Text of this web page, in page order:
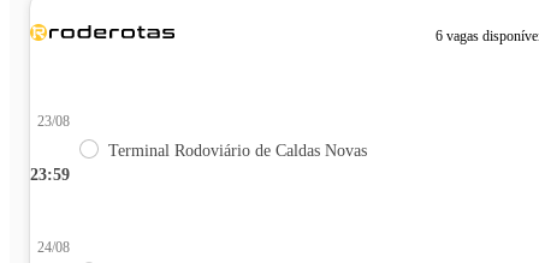
6 vagas
23:59
23/08
Terminal Rodoviário de Caldas Novas
24/08